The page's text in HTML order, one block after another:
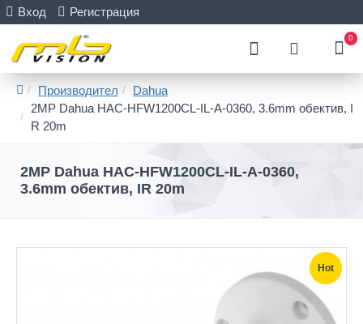
Вход Регистрация
0
Производител
Dahua
2MP Dahua HAC-HFW1200CL-IL-A-0360, 3.6mm обектив, I
R 20m
2MP Dahua HAC-HFW1200CL-IL-A-0360,
3.6mm обектив, IR 20m
Hot